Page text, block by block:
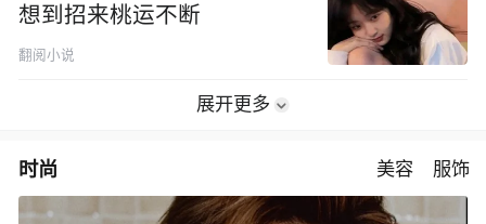
想到招来桃运不断
翻阅小说
展开更多
时尚 美容 服饰